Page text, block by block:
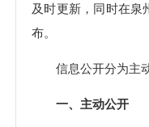
及时更新，同时在泉
布。
信息公开分为主动
一、主动公开